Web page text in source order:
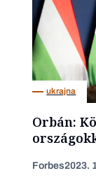
ukrajna
Orbán:
Forbes2023.